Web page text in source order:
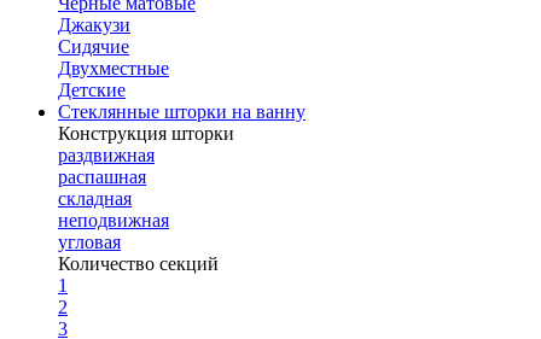
Джакузи
Сидячие
Двухместные
Детские
Стеклянные шторки на ванну
Конструкция шторки
раздвижная
распашная
складная
неподвижная
угловая
Количество секций
1
2
3